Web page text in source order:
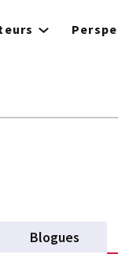
Blogues